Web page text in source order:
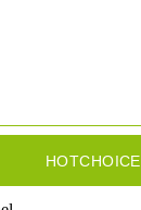
HOTCHOICE